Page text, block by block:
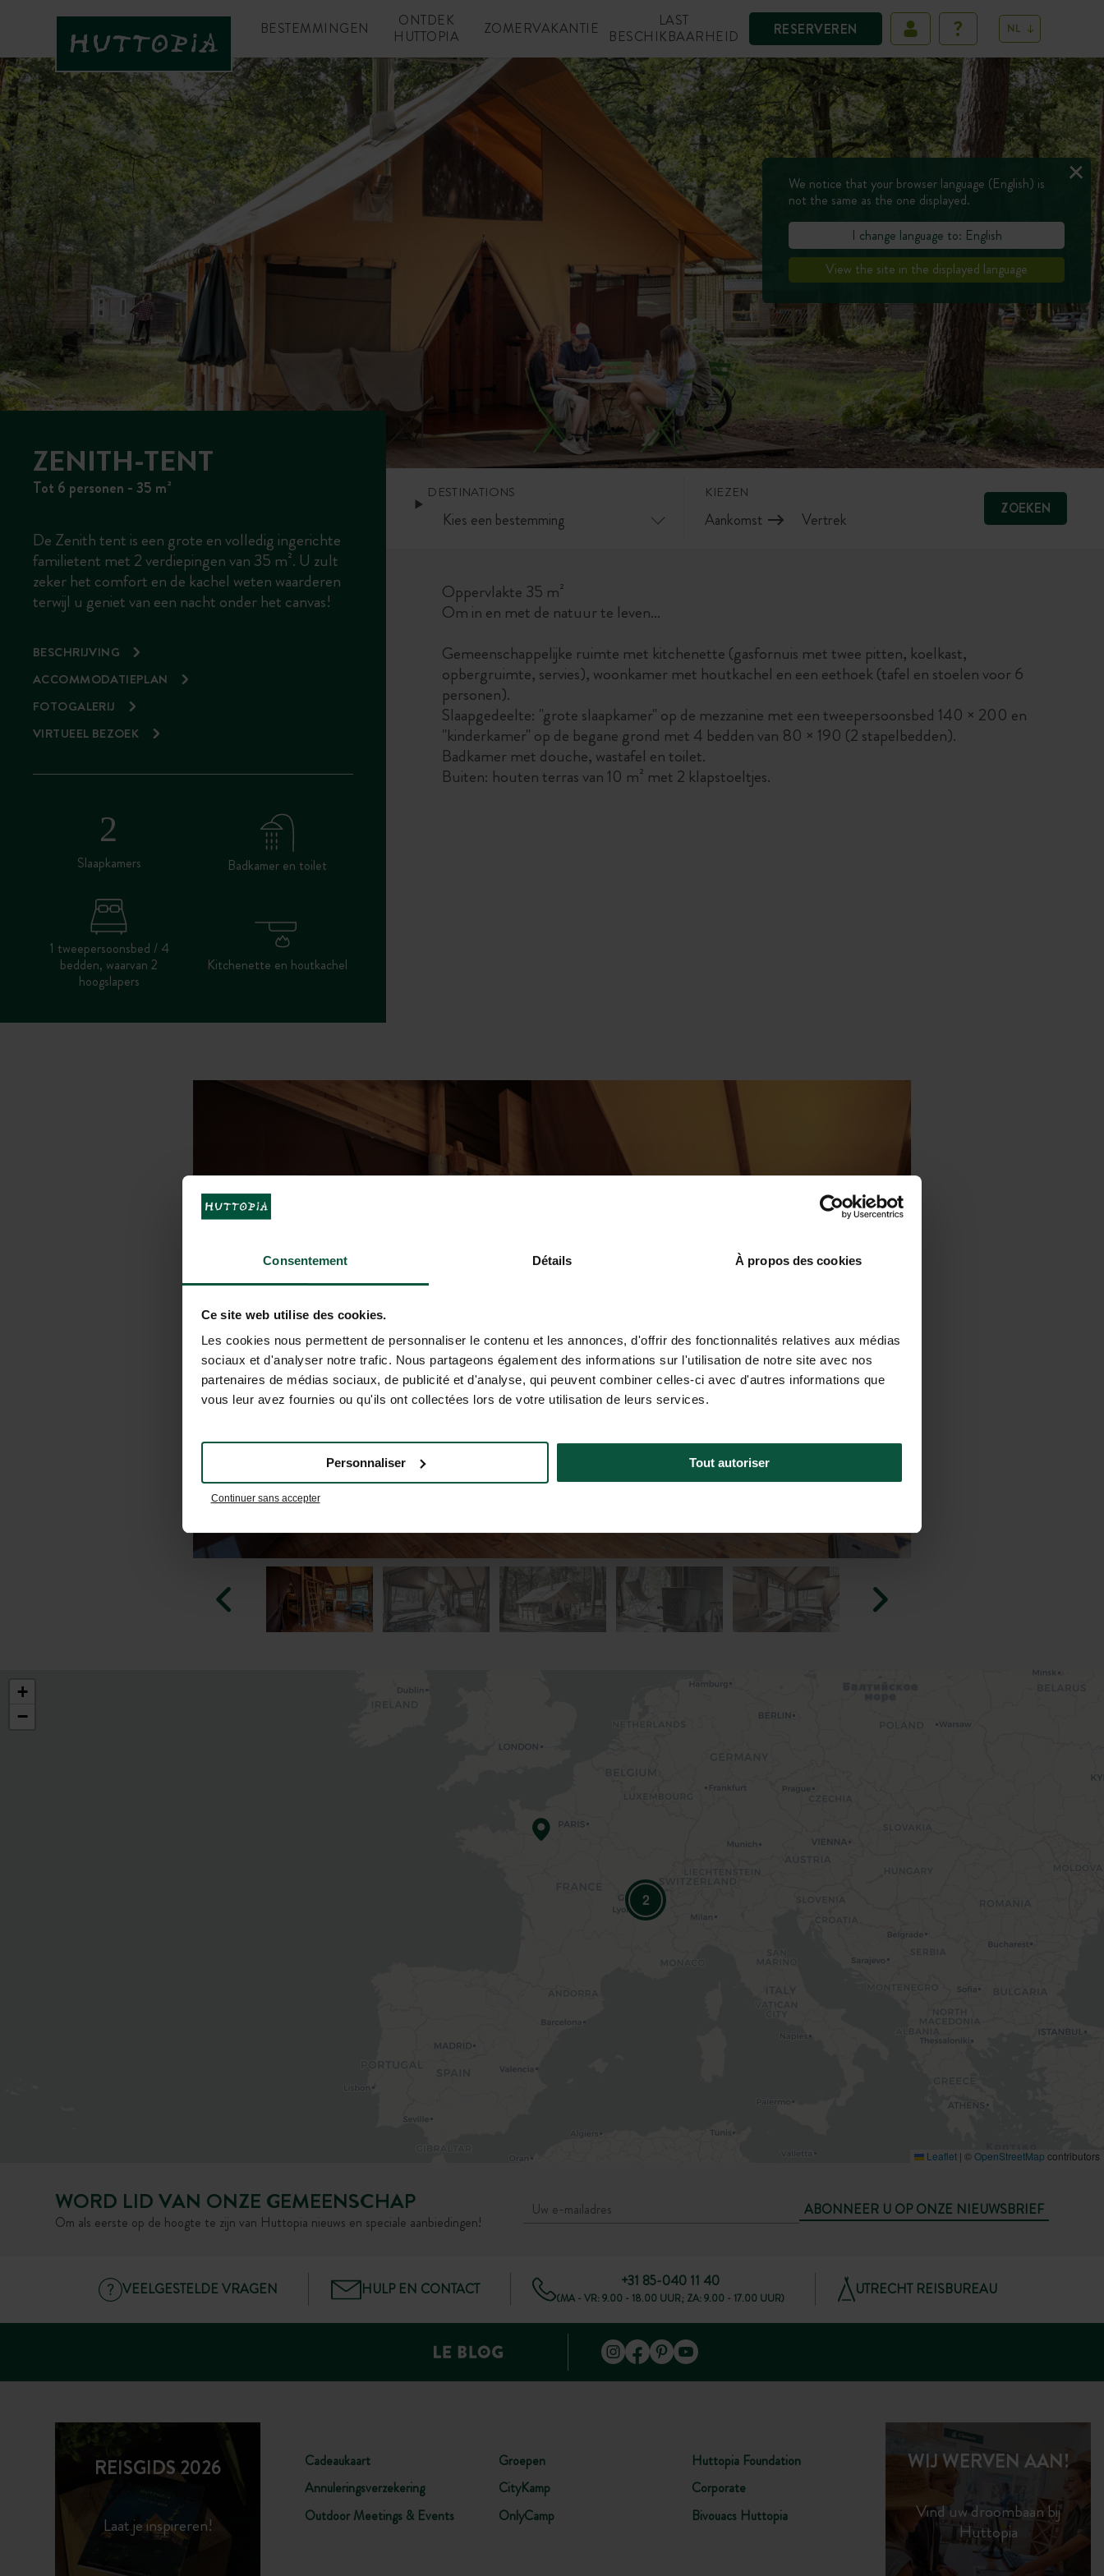
Consentement Détails À propos des cookies
Ce site web utilise des cookies.
Les cookies nous permettent de personnaliser le contenu et les annonces, d'offrir des fonctionnalités relatives aux médias
sociaux et d'analyser notre trafic. Nous partageons également des informations sur l'utilisation de notre site avec nos
partenaires de médias sociaux, de publicité et d'analyse, qui peuvent combiner celles-ci avec d'autres informations que
vous leur avez fournies ou qu'ils ont collectées lors de votre utilisation de leurs services.
Continuer sans accepter
Personnaliser Tout autoriser
RESERVEREN
BESTEMMINGEN
ONTDEK
HUTTOPIA
ZOMERVAKANTIE
LAST
BESCHIKBAARHEID
NL
ZENITH-TENT
Tot 6 personen - 35 m²
De Zenith tent is een grote en volledig ingerichte
familietent met 2 verdiepingen van 35 m². U zult
zeker het comfort en de kachel weten waarderen
terwijl u geniet van een nacht onder het canvas!
BESCHRIJVING
ACCOMMODATIEPLAN
FOTOGALERIJ
VIRTUEEL BEZOEK
Slaapkamers Badkamer en toilet
1 tweepersoonsbed / 4
bedden, waarvan 2
hoogslapers
Kitchenette en houtkachel
DESTINATIONS KIEZEN
ZOEKEN
Oppervlakte 35 m²
Om in en met de natuur te leven...
Gemeenschappelijke ruimte met kitchenette (gasfornuis met twee pitten, koelkast,
opbergruimte, servies), woonkamer met houtkachel en een eethoek (tafel en stoelen voor 6
personen).
Slaapgedeelte: "grote slaapkamer" op de mezzanine met een tweepersoonsbed 140 × 200 en
"kinderkamer" op de begane grond met 4 bedden van 80 × 190 (2 stapelbedden).
Badkamer met douche, wastafel en toilet.
Buiten: houten terras van 10 m² met 2 klapstoeltjes.
2
+
−
Leaflet | ©OpenStreetMap contributors
We notice that your browser language (English) is
not the same as the one displayed.
I change language to: English
View the site in the displayed language
WORD LID VAN ONZE GEMEENSCHAP
Om als eerste op de hoogte te zijn van Huttopia nieuws en speciale aanbiedingen!
ABONNEER U OP ONZE NIEUWSBRIEF
VEELGESTELDE VRAGEN HULP EN CONTACT +31 85-040 11 40
(MA - VR: 9.00 - 18.00 UUR; ZA: 9.00 - 17.00 UUR) UTRECHT REISBUREAU
REISGIDS 2026
Laat je inspireren!
Cadeaukaart
Annuleringsverzekering
Outdoor Meetings & Events
Groepen
CityKamp
OnlyCamp
Huttopia Foundation
Corporate
Bivouacs Huttopia
WIJ WERVEN AAN!
Vind uw droombaan bij
Huttopia